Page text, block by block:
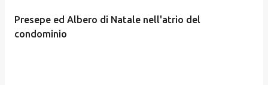
Presepe ed Albero di Natale nell'atrio del
condominio